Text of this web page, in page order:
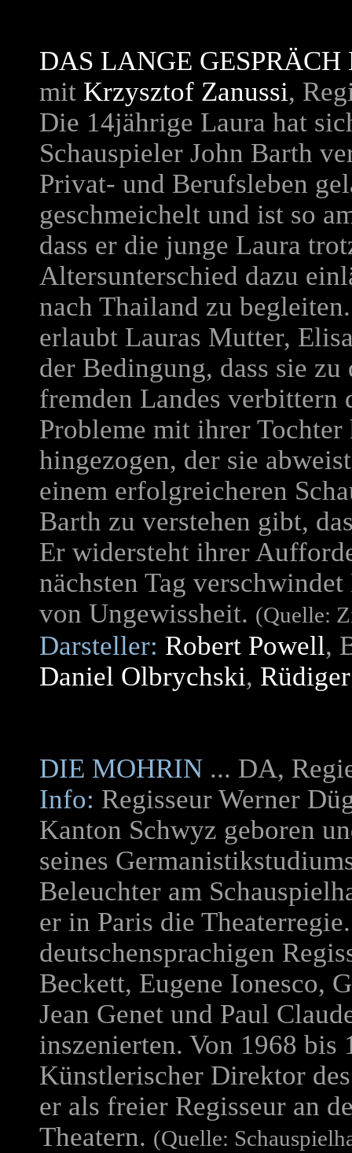
DAS LANGE
mit Krzysztof Zanussi,
Die 14jährige Laura hat
Schauspieler John Barth
Privat- und Berufsleben
geschmeichelt und ist so
dass er die junge Laura
Altersunterschied dazu
nach Thailand zu
erlaubt Lauras Mutter,
der Bedingung, dass sie
fremden Landes verbittern
Probleme mit ihrer
hingezogen, der sie
einem erfolgreicheren
Barth zu verstehen gibt,
Er widersteht ihrer
nächsten Tag
von Ungewissheit. (Quelle:
Darsteller: Robert Powell,
Daniel Olbrychski,
DIE MOHRIN ... DA,
Info: Regisseur Werner
Kanton Schwyz geboren
seines
Beleuchter am
er in Paris die
deutschensprachigen
Beckett, Eugene Ionesco,
Jean Genet und Paul
inszenierten. Von 1968
Künstlerischer Direktor
er als freier Regisseur an
Theatern. (Quelle: